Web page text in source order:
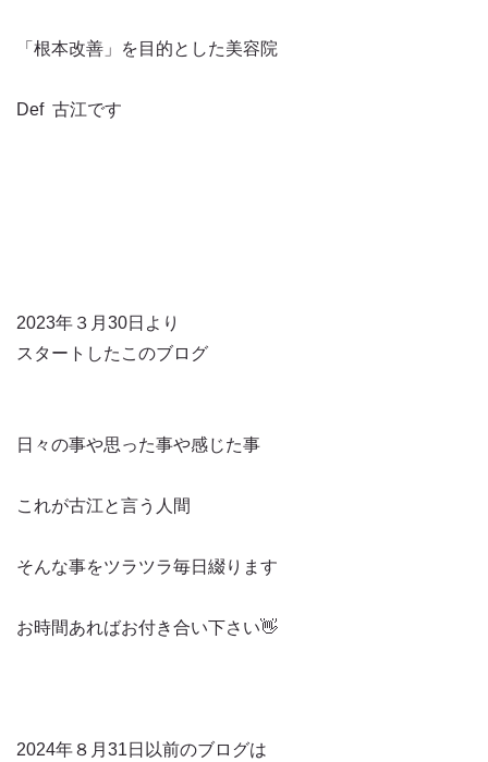
「根本改善」を目的とした美容院
Def 古江です
2023年３月30日より
スタートしたこのブログ
日々の事や思った事や感じた事
これが古江と言う人間
そんな事をツラツラ毎日綴ります
お時間あればお付き合い下さい👋
2024年８月31日以前のブログは